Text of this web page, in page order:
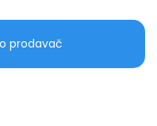
prodavač